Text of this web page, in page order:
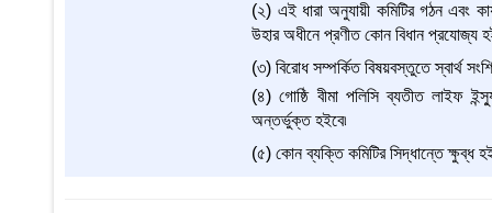
(২) এই ধারা অনুযায়ী কমিটির গঠন এবং
উহার অধীনে প্রণীত কোন বিধান প্রযোজ্য
(৩) বিরোধ সম্পর্কিত বিষয়বস্তুতে স্বার্থ
(৪) গোষ্ঠি বীমা পলিসি ব্যতীত লাইফ
অন্তর্ভুক্ত হইবে৷
(৫) কোন ব্যক্তি কমিটির সিদ্ধান্তে ক্ষুব্ধ